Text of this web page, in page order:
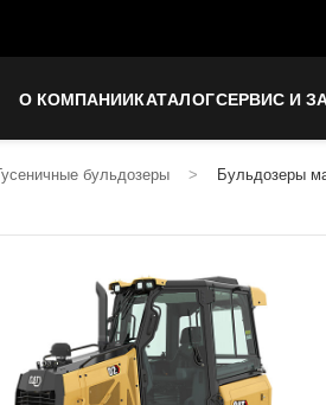
О КОМПАНИИКАТАЛОГСЕРВИС И
бульдозеры > Бульдозеры